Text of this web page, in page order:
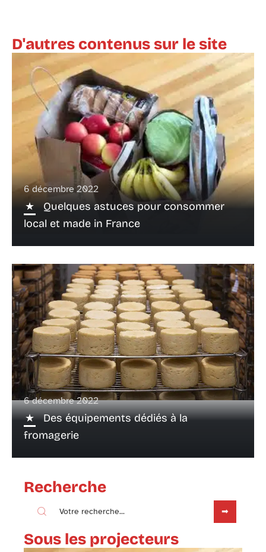
D'autres contenus sur le site
6 décembre 2022
Quelques astuces pour consommer
local et made in France
6 décembre 2022
Des équipements dédiés à la
fromagerie
Recherche
Sous les projecteurs